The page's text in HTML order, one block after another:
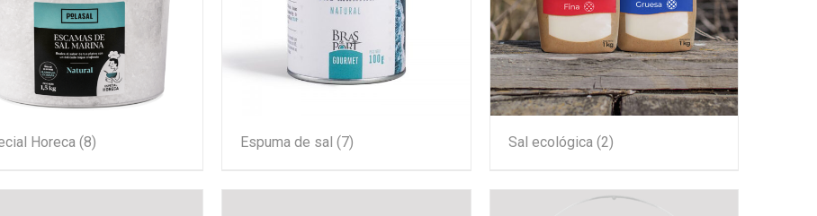
Horeca (8) Espuma de sal (7) Sal ecológica (2)